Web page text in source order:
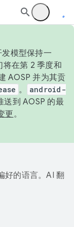
模型保持一
在第 2 季度和
AOSP 并为其贡
。
android-
送到 AOSP 的最
更。
好的语言。AI 翻